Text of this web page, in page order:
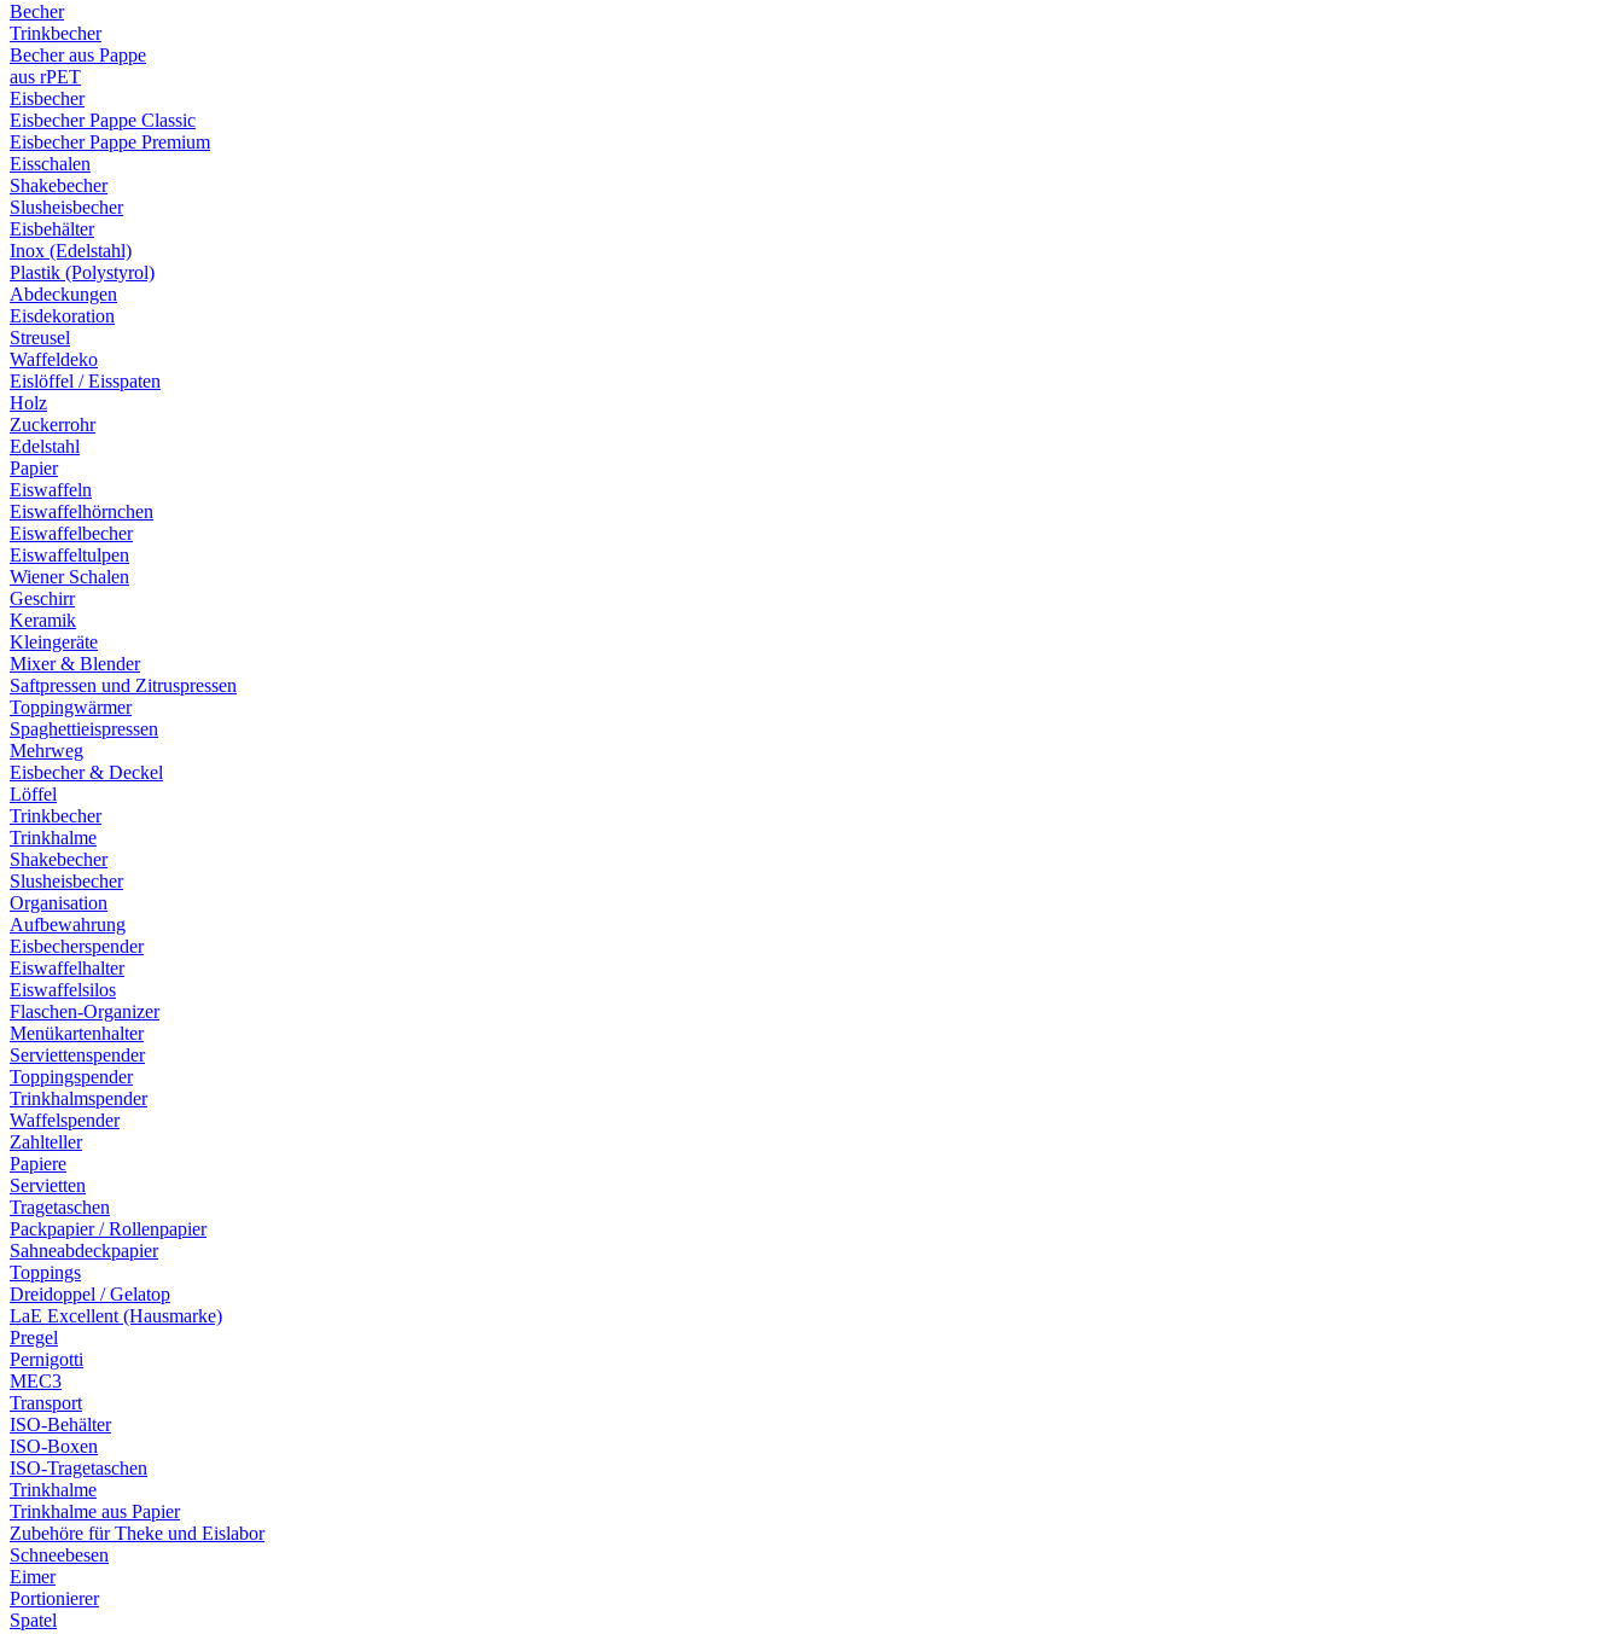
Becher
Trinkbecher
Becher aus Pappe
aus rPET
Eisbecher
Eisbecher Pappe Classic
Eisbecher Pappe Premium
Eisschalen
Shakebecher
Slusheisbecher
Eisbehälter
Inox (Edelstahl)
Plastik (Polystyrol)
Abdeckungen
Eisdekoration
Streusel
Waffeldeko
Eislöffel / Eisspaten
Holz
Zuckerrohr
Edelstahl
Papier
Eiswaffeln
Eiswaffelhörnchen
Eiswaffelbecher
Eiswaffeltulpen
Wiener Schalen
Geschirr
Keramik
Kleingeräte
Mixer & Blender
Saftpressen und Zitruspressen
Toppingwärmer
Spaghettieispressen
Mehrweg
Eisbecher & Deckel
Löffel
Trinkbecher
Trinkhalme
Shakebecher
Slusheisbecher
Organisation
Aufbewahrung
Eisbecherspender
Eiswaffelhalter
Eiswaffelsilos
Flaschen-Organizer
Menükartenhalter
Serviettenspender
Toppingspender
Trinkhalmspender
Waffelspender
Zahlteller
Papiere
Servietten
Tragetaschen
Packpapier / Rollenpapier
Sahneabdeckpapier
Toppings
Dreidoppel / Gelatop
LaE Excellent (Hausmarke)
Pregel
Pernigotti
MEC3
Transport
ISO-Behälter
ISO-Boxen
ISO-Tragetaschen
Trinkhalme
Trinkhalme aus Papier
Zubehöre für Theke und Eislabor
Schneebesen
Eimer
Portionierer
Spatel